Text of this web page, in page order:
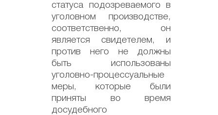
статуса подозреваемого в
уголовном производстве,
соответственно, он
является свидетелем, и
против него не должны
быть использованы
уголовно-процессуальные
меры, которые были
приняты во время
досудебного